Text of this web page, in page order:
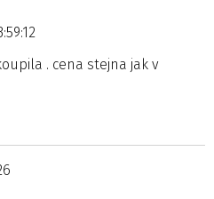
. cena stejna jak v